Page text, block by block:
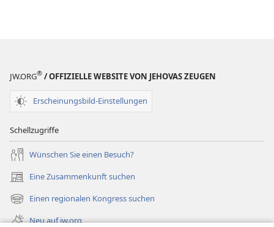
JW.ORG® / OFFIZIELLE WEBSITE VON JEHOVAS ZEUGEN
Erscheinungsbild-Einstellungen
Schellzugriffe
Wünschen Sie einen Besuch?
Eine Zusammenkunft suchen
(öffnet
neues
Fenster)
Einen regionalen Kongress suchen
(öffnet
neuesNeu auf jw.org